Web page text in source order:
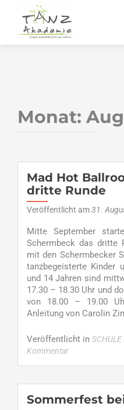
Monat:
Mad Hot
dritte Runde
Veröffentlicht am31.
Mitte September
Schermbeck das dritte
mit den Schermbecker
tanzbegeisterte Kinder
und 14 Jahren sind
17.30 – 18.30 Uhr und
von 18.00 – 19.00
Anleitung von Carolin
Veröffentlicht in SCHULE
Kommentar
Sommerfest